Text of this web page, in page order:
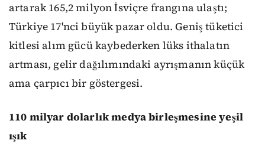
artarak 165,2 milyon İsviçre frangına ulaştı;
Türkiye 17'nci büyük pazar oldu. Geniş tüketici
kitlesi alım gücü kaybederken lüks ithalatın
artması, gelir dağılımındaki ayrışmanın küçük
ama çarpıcı bir göstergesi.
110 milyar dolarlık medya birleşmesine yeşil
ışık